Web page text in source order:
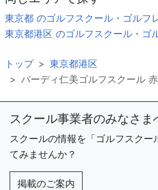
東京都 のゴルフスクール・ゴルフ
東京都港区 のゴルフスクール・ゴ
トップ
東京都港区
バーディ仁美ゴルフスクール
スクール事業者のみなさま
スクールの情報を「ゴルフスクー
てみませんか？
掲載のご案内